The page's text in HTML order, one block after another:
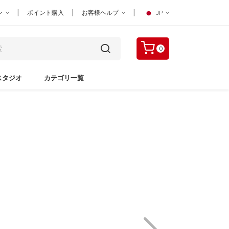
| ポイント購入 | お客様ヘルプ | JP
0
タジオ カテゴリ一覧